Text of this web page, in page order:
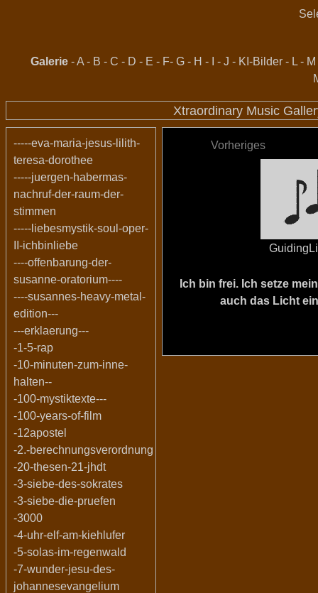
Galerie -A - B - C - D - E - F- G - H - - J - KI-Bilder - L - M
Xtraordinary Music
-----eva-maria-jesus-lilith-
teresa-dorothee
-----juergen-habermas-
nachruf-der-raum-der-
stimmen
-----liebesmystik-soul-oper-
II-ichbinliebe
----offenbarung-der-
susanne-oratorium----
----susannes-heavy-metal-
edition---
---erklaerung---
-1-5-rap
-10-minuten-zum-inne-
halten--
-100-mystiktexte---
-100-years-of-film
-12apostel
-2.-berechnungsverordnung
-20-thesen-21-jhdt
-3-siebe-des-sokrates
-3-siebe-die-pruefen
-3000
-4-uhr-elf-am-kiehlufer
-5-solas-im-regenwald
-7-wunder-jesu-des-
johannesevangelium
Vorheriges
Ich bin frei. Ich setze
auch das Licht